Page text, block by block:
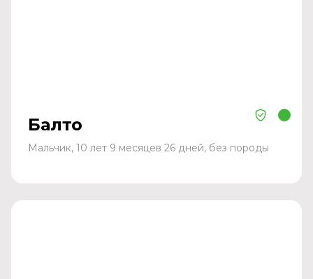
Балто
Мальчик, 10 лет 9 месяцев 26 дней, без породы